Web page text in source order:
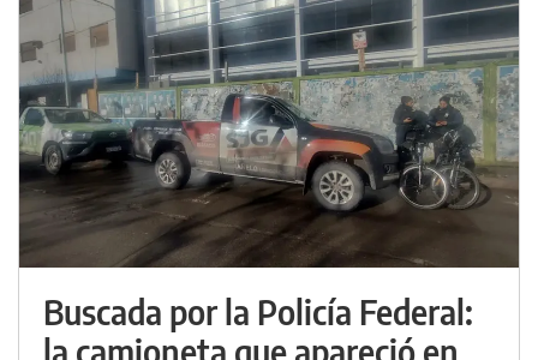
Buscada por la Policía Federal:
la camioneta que apareció en